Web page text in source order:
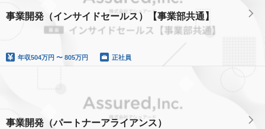
事業開発（インサイドセールス）【事業部共通】
年収504万円 〜 805万円 正社員
事業開発（パートナーアライアンス）